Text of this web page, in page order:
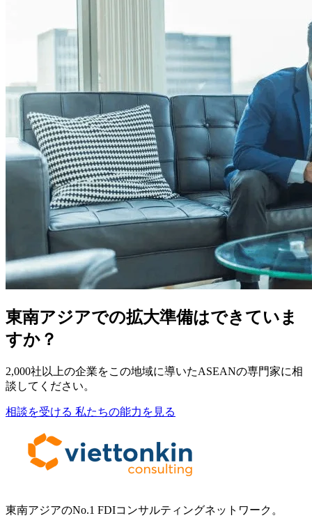
東南アジアでの拡大準備はできていま
すか？
2,000社以上の企業をこの地域に導いたASEANの専門家に相
談してください。
相談を受ける 私たちの能力を見る
東南アジアのNo.1 FDIコンサルティングネットワーク。